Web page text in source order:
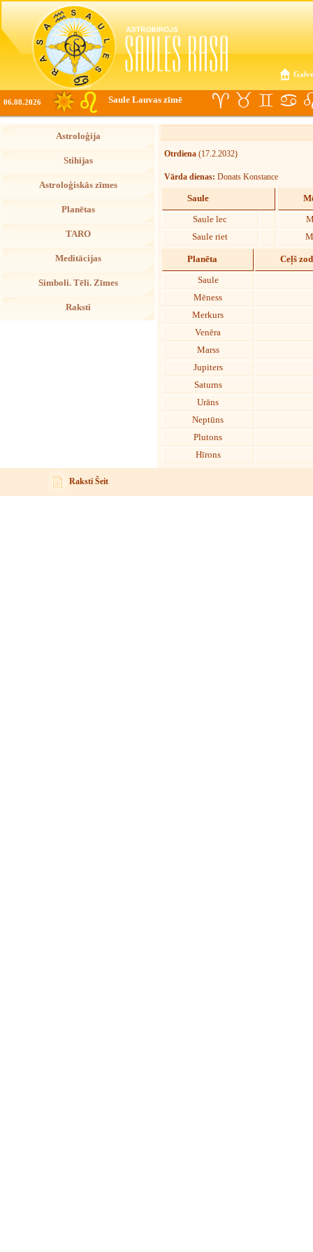
06.08.2026 Saule Lauvas zīmē
Astroloģija
Stihijas
Astroloģiskās zīmes
Planētas
TARO
Meditācijas
Simboli. Tēli. Zīmes
Raksti
Otrdiena (17.2.2032)
Vārda dienas: Donats Konstance
Saule
Saule lec
Saule riet
Planēta Ceļš
Saule
Mēness
Merkurs
Venēra
Marss
Jupiters
Saturns
Urāns
Neptūns
Plutons
Hīrons
Raksti Šeit